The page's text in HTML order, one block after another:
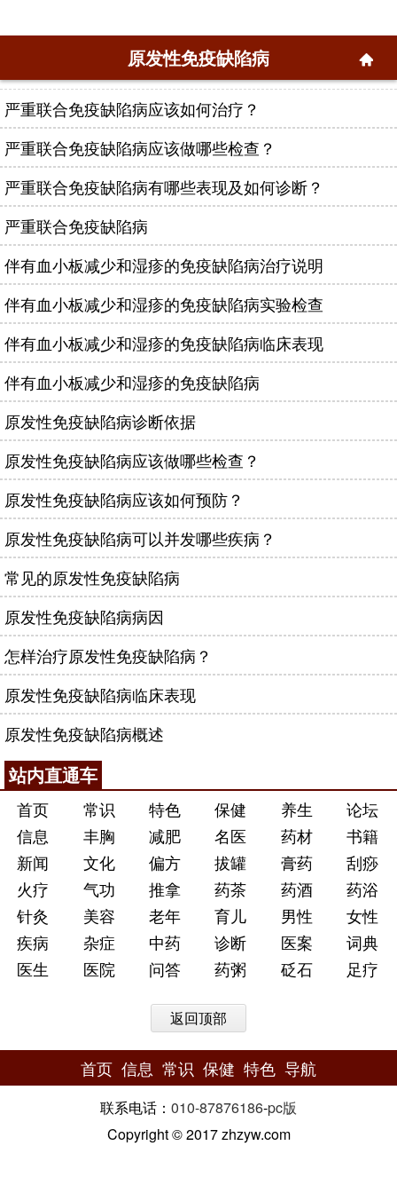
原发性免疫缺陷病
严重联合免疫缺陷病应该如何治疗？
严重联合免疫缺陷病应该做哪些检查？
严重联合免疫缺陷病有哪些表现及如何诊断？
严重联合免疫缺陷病
伴有血小板减少和湿疹的免疫缺陷病治疗说明
伴有血小板减少和湿疹的免疫缺陷病实验检查
伴有血小板减少和湿疹的免疫缺陷病临床表现
伴有血小板减少和湿疹的免疫缺陷病
原发性免疫缺陷病诊断依据
原发性免疫缺陷病应该做哪些检查？
原发性免疫缺陷病应该如何预防？
原发性免疫缺陷病可以并发哪些疾病？
常见的原发性免疫缺陷病
原发性免疫缺陷病病因
怎样治疗原发性免疫缺陷病？
原发性免疫缺陷病临床表现
原发性免疫缺陷病概述
站内直通车
首页 常识 特色 保健 养生
论坛
信息
丰胸 减肥 名医 药材
书籍
新闻
文化 偏方 拔罐 膏药
刮痧
火疗
气功 推拿 药茶 药酒
药浴
针灸
美容 老年 育儿 男性
女性
疾病
杂症 中药 诊断 医案
词典
医生
医院 问答 药粥 砭石 足疗
返回顶部
首页 信息 常识 保健 特色 导航
联系电话： 010-87876186-pc版
Copyright © 2017 zhzyw.com